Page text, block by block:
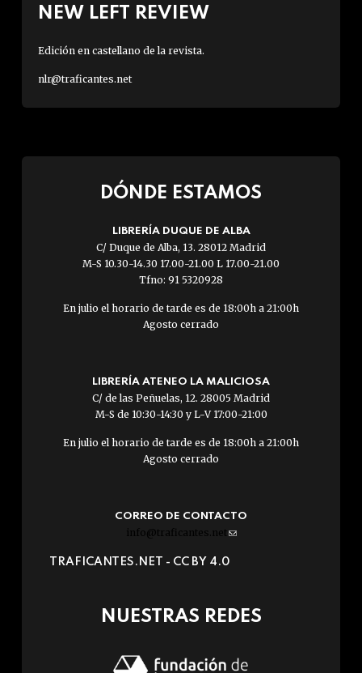
NEW LEFT REVIEW
Edición en castellano de la revista.
nlr@traficantes.net
DÓNDE ESTAMOS
LIBRERÍA DUQUE DE ALBA
C/ Duque de Alba, 13. 28012 Madrid
M-S 10.30-14.30 17.00-21.00 L 17.00-21.00
Tfno: 91 5320928
En julio el horario de tarde es de 18:00h a 21:00h
Agosto cerrado
LIBRERÍA ATENEO LA MALICIOSA
C/ de las Peñuelas, 12. 28005 Madrid
M-S de 10:30-14:30 y L-V 17:00-21:00
En julio el horario de tarde es de 18:00h a 21:00h
Agosto cerrado
CORREO DE CONTACTO
info@traficantes.net (link
e-
TRAFICANTES.NET - CC BY 4.0
NUESTRAS REDES